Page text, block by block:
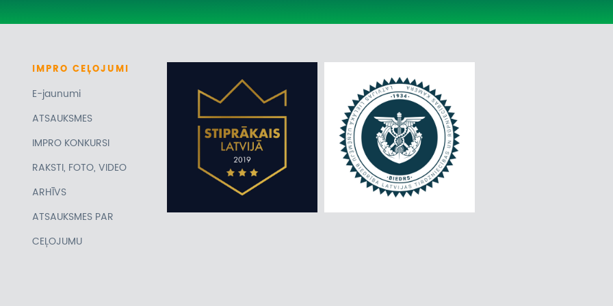
IMPROCEĻOJUMI
E-jaunumi
ATSAUKSMES
IMPRO KONKURSI
RAKSTI, FOTO, VIDEO
ARHĪVS
ATSAUKSMES PAR
CEĻOJUMU